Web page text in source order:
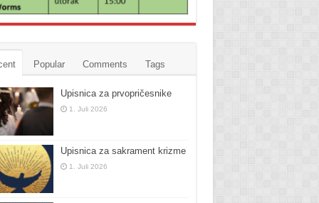
Popular Comments Tags
Upisnica za prvopričesnike
1. Juli 2026
Upisnica za sakrament krizme
1. Juli 2026